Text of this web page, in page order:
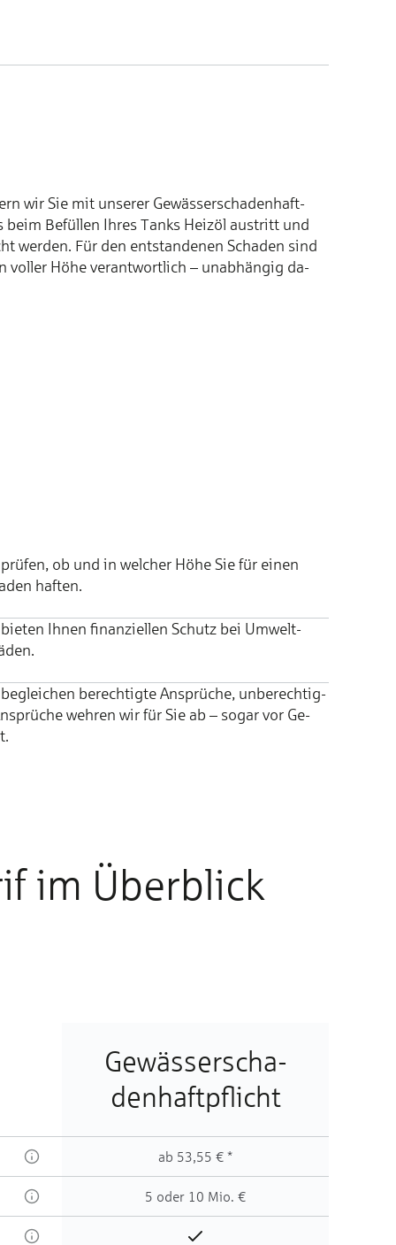
wir Sie mit un­­se­­rer Ge­­wäs­­ser­­scha­­den­­haft­­
beim Be­­fül­­len Ih­­res Tanks Heiz­­öl aus­­tritt und
wer­­den. Für den ent­­stan­­de­­nen Scha­­den sind
vol­­ler Hö­­he ver­­ant­­wort­­lich – un­­ab­­hän­­gig da­­
ob und in wel­cher Hö­he Sie für ei­nen
haf­ten.
Ih­nen fi­nan­ziel­len Schutz bei Um­welt­
be­rech­tig­te An­sprü­che, un­be­rech­tig­
weh­ren wir für Sie ab – so­gar vor Ge­
im Über­blick
Ge­wässer­scha­
den­haft­pflicht
ab 53,55 € *
5 oder 10 Mio. €